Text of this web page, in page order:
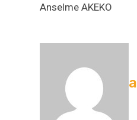
Anselme AKEKO